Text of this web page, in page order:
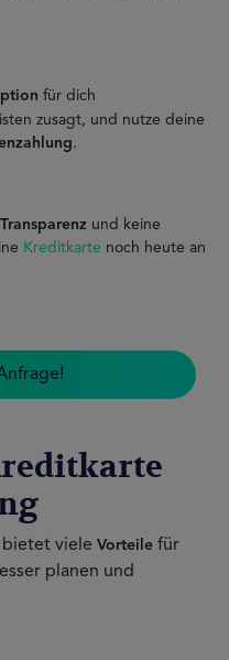
für dich
zusagt, und nutze deine
.
Transparenz und keine
Kreditkarte noch heute an
bietet viele Vorteile für
planen und